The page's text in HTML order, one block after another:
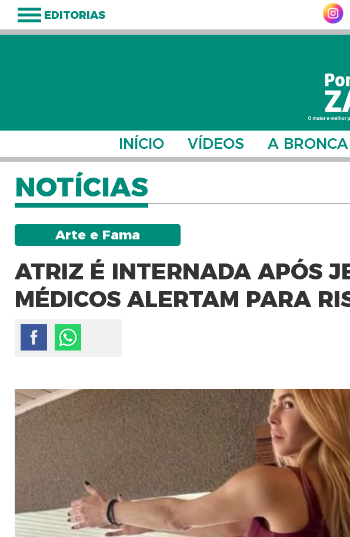
EDITORIAS
INÍCIO VÍDEOS A
NOTÍCIAS
Arte e Fama
ATRIZ É INTERNADA APÓS
MÉDICOS ALERTAM PARA